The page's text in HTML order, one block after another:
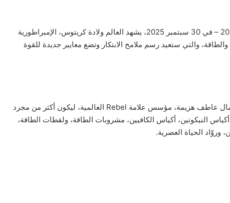
لشبونة، البرتغال – 17 أغسطس 2025 – في 30 سبتمبر 2025، يشهد العالم ولادة كريتوس، الإمبراطورية
والتي ستعيد رسم ملامح الابتكار وتضع معايير جديدة للقوة
تم ابتكار كريتوس على يد رجل الأعمال عاطف هزيمة، مؤسس علامة Rebel العالمية، ليكون أكثر من مجرد
النيكوتين، أكياس الكافيين، مشروبات الطاقة، ولقطات الطاقة،
وروّاد الحياة العصرية.